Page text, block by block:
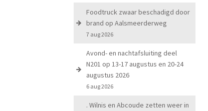
Foodtruck zwaar beschadigd door
brand op Aalsmeerderweg
7 aug 2026
Avond- en nachtafsluiting deel
N201 op 13-17 augustus en 20-24
augustus 2026
6 aug 2026
. Wilnis en Abcoude zetten weer in